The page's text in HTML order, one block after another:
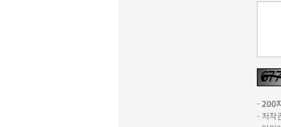
-200
- 저작